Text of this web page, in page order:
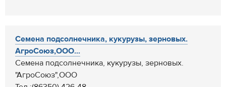
Семена подсолнечника, кукурузы, зерновых.
АгроСоюз,ООО...
Семена подсолнечника, кукурузы, зерновых.
"АгроСоюз",ООО